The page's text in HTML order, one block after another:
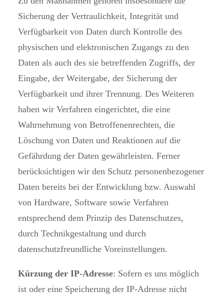
Sicherung der Vertraulichkeit, Integrität und
Verfügbarkeit von Daten durch Kontrolle des
physischen und elektronischen Zugangs zu den
Daten als auch des sie betreffenden Zugriffs, der
Eingabe, der Weitergabe, der Sicherung der
Verfügbarkeit und ihrer Trennung. Des Weiteren
haben wir Verfahren eingerichtet, die eine
Wahrnehmung von Betroffenenrechten, die
Löschung von Daten und Reaktionen auf die
Gefährdung der Daten gewährleisten. Ferner
berücksichtigen wir den Schutz personenbezogener
Daten bereits bei der Entwicklung bzw. Auswahl
von Hardware, Software sowie Verfahren
entsprechend dem Prinzip des Datenschutzes,
durch Technikgestaltung und durch
datenschutzfreundliche Voreinstellungen.
Kürzung der IP-Adresse: Sofern es uns möglich
ist oder eine Speicherung der IP-Adresse nicht